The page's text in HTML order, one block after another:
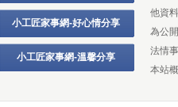
小工匠家事網-好心情分享
小工匠家事網-溫馨分享
他資
為公
法情
本站